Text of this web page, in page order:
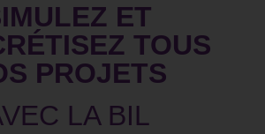
ET
TOUS
PROJETS